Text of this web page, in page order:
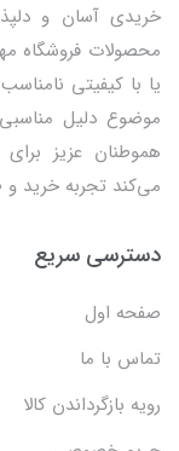
خریدی آسان و
محصولات فروشگاه
یا با کیفیتی
موضوع دلیل
هموطنان عزیز
می‌کند تجربه خرید و
دسترسی سریع
صفحه اول
تماس با ما
رویه بازگرداندن کالا